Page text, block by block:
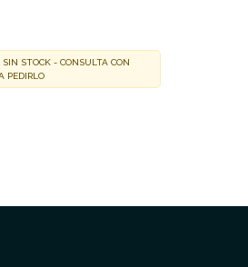
STOCK - CONSULTA CON
PEDIRLO